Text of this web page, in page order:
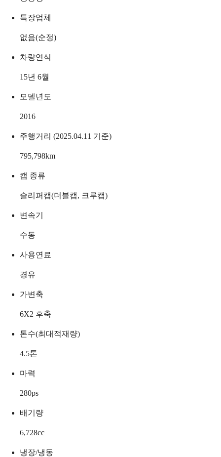
특장업체
없음(순정)
차량연식
15년 6월
모델년도
2016
주행거리 (2025.04.11 기준)
795,798km
캡 종류
슬리퍼캡(더블캡, 크루캡)
변속기
수동
사용연료
경유
가변축
6X2 후축
톤수(최대적재량)
4.5톤
마력
280ps
배기량
6,728cc
냉장/냉동